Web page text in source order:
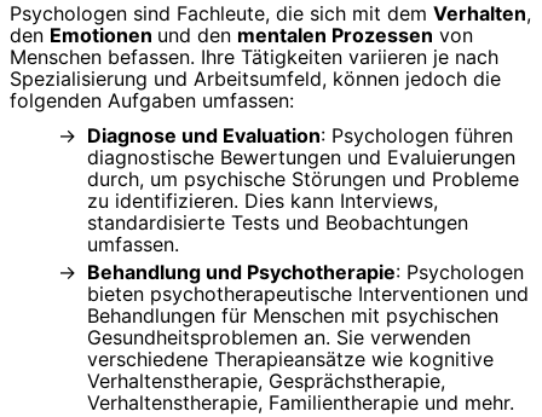
Psychologen sind Fachleute, die sich mit dem Verhalten,
den Emotionen und den mentalen Prozessen von
Menschen befassen. Ihre Tätigkeiten variieren je nach
Spezialisierung und Arbeitsumfeld, können jedoch die
folgenden Aufgaben umfassen:
Diagnose und Evaluation: Psychologen führen
diagnostische Bewertungen und Evaluierungen
durch, um psychische Störungen und Probleme
zu identifizieren. Dies kann Interviews,
standardisierte Tests und Beobachtungen
umfassen.
Behandlung und Psychotherapie: Psychologen
bieten psychotherapeutische Interventionen und
Behandlungen für Menschen mit psychischen
Gesundheitsproblemen an. Sie verwenden
verschiedene Therapieansätze wie kognitive
Verhaltenstherapie, Gesprächstherapie,
Verhaltenstherapie, Familientherapie und mehr.